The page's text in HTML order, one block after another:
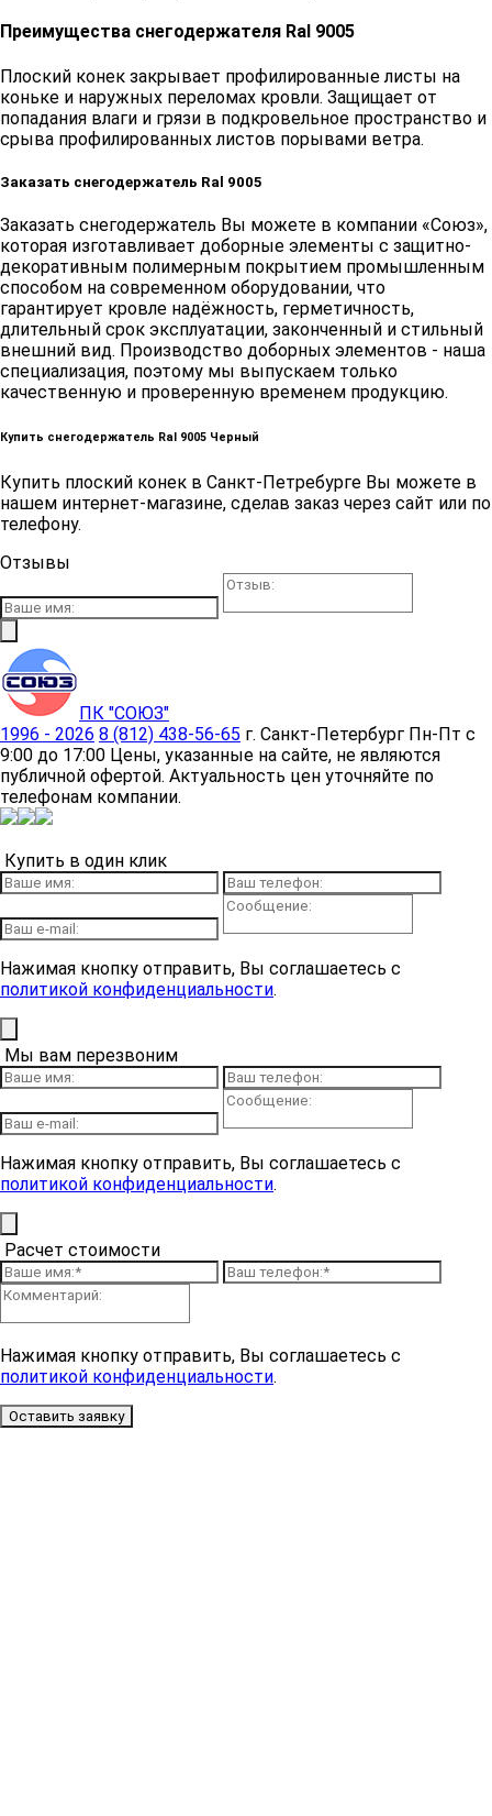
Преимущества снегодержателя Ral 9005
Плоский конек закрывает профилированные листы на
коньке и наружных переломах кровли. Защищает от
попадания влаги и грязи в подкровельное пространство и
срыва профилированных листов порывами ветра.
Заказать снегодержатель Ral 9005
Заказать снегодержатель Вы можете в компании «Союз»,
которая изготавливает доборные элементы с защитно-
декоративным полимерным покрытием промышленным
способом на современном оборудовании, что
гарантирует кровле надёжность, герметичность,
длительный срок эксплуатации, законченный и стильный
внешний вид. Производство доборных элементов - наша
специализация, поэтому мы выпускаем только
качественную и проверенную временем продукцию.
Купить снегодержатель Ral 9005 Черный
Купить плоский конек в Санкт-Петребурге Вы можете в
нашем интернет-магазине, сделав заказ через сайт или по
телефону.
Отзывы
ПК "СОЮЗ"
1996 - 2026 8 (812) 438-56-65 г. Санкт-Петербург Пн-Пт с
9:00 до 17:00 Цены, указанные на сайте, не являются
публичной офертой. Актуальность цен уточняйте по
телефонам компании.
Купить в один клик
Нажимая кнопку отправить, Вы соглашаетесь с
политикой конфиденциальности.
Мы вам перезвоним
Нажимая кнопку отправить, Вы соглашаетесь с
политикой конфиденциальности.
Расчет стоимости
Нажимая кнопку отправить, Вы соглашаетесь с
политикой конфиденциальности.